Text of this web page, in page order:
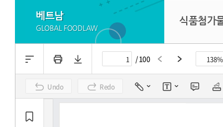
베트남
GLOBAL FOODLAW
식품첨가